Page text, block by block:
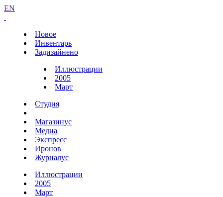
EN
Новое
Инвентарь
Задизайнено
Иллюстрации
2005
Март
Студия
Магазинус
Медиа
Экспресс
Иронов
Журналус
Иллюстрации
2005
Март